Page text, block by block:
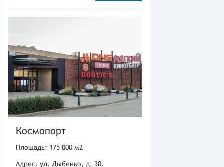
Космопорт
Площадь: 175 000 м2
Адрес: ул. Дыбенко, д. 30.